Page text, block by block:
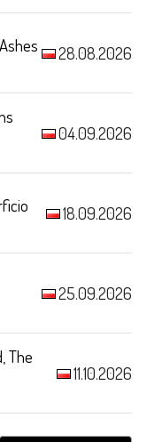
28.08.2026
04.09.2026
18.09.2026
25.09.2026
The
11.10.2026